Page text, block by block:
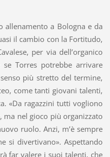
a Bologna e da
il cambio con la Fortitudo,
per via dell’organico
Torres potrebbe arrivare
più stretto del termine,
come tanti giovani talenti,
«Da ragazzini tutti vogliono
ma nel gioco più organizzato
ruolo. Anzi, m’è sempre
si divertivano». Aspettando
far valere i suoi talenti, che